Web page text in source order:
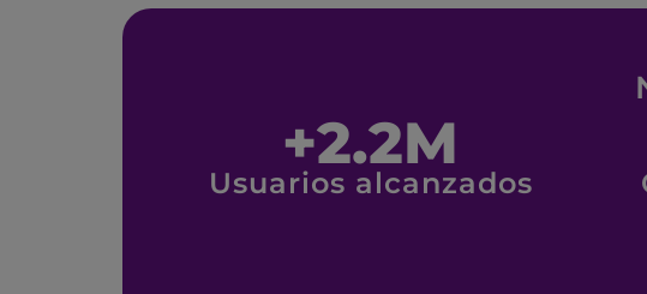
+2.2M
Usuarios alcanzados